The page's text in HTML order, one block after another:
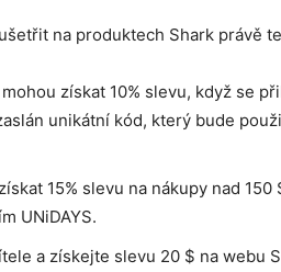
na produktech Shark právě
získat 10% slevu, když se
unikátní kód, který bude
15% slevu na nákupy nad
UNiDAYS.
a získejte slevu 20 $ na webu